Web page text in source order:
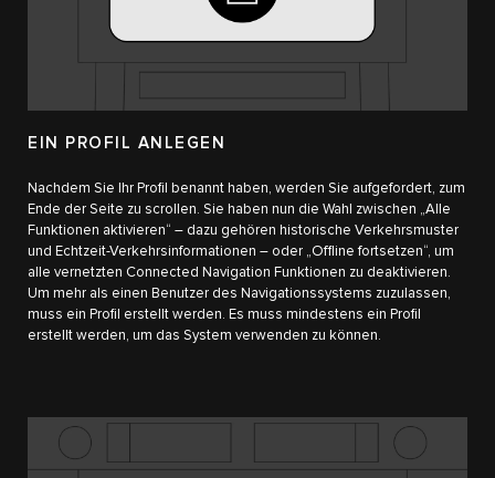
EIN PROFIL ANLEGEN
Nachdem Sie Ihr Profil benannt haben, werden Sie aufgefordert, zum
Ende der Seite zu scrollen. Sie haben nun die Wahl zwischen „Alle
Funktionen aktivieren“ – dazu gehören historische Verkehrsmuster
und Echtzeit-Verkehrsinformationen – oder „Offline fortsetzen“, um
alle vernetzten Connected Navigation Funktionen zu deaktivieren.
Um mehr als einen Benutzer des Navigationssystems zuzulassen,
muss ein Profil erstellt werden. Es muss mindestens ein Profil
erstellt werden, um das System verwenden zu können.